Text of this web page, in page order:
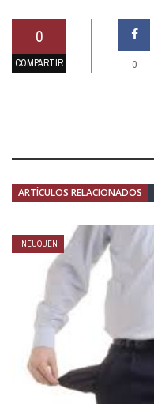
0
COMPARTIR 0
ARTÍCULOS RELACIONADOS
NEUQUÉN